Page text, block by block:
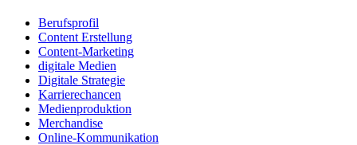
Berufsprofil
Content Erstellung
Content-Marketing
digitale Medien
Digitale Strategie
Karrierechancen
Medienproduktion
Merchandise
Online-Kommunikation